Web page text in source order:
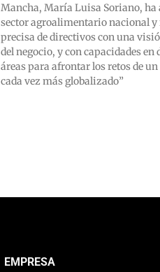
Mancha, María Luisa Soriano, ha
sector agroalimentario nacional y
precisa de directivos con una
del negocio, y con capacidades
áreas para afrontar los retos de
cada vez más globalizado”
EMPRESA